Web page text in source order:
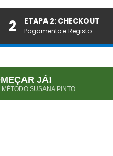
2 ETAPA 2: CHECKOUT
Pagamento e Registo.
JÁ!
SUSANA PINTO